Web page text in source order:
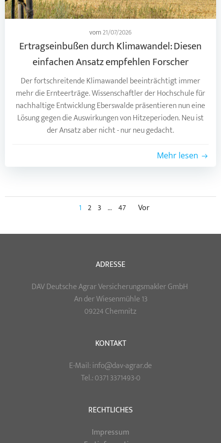
vom21/07/2026
Ertragseinbußen durch Klimawandel: Diesen
einfachen Ansatz empfehlen Forscher
Der fortschreitende Klimawandel beeinträchtigt immer
mehr die Ernteerträge. Wissenschaftler der Hochschule für
nachhaltige Entwicklung Eberswalde präsentieren nun eine
Lösung gegen die Auswirkungen von Hitzeperioden. Neu ist
der Ansatz aber nicht - nur neu gedacht.
Mehr lesen
Posts
navigation
Page
1 Page
2 Page
3 … Page
47 Posts
Vor
ADRESSE
DAV Deutsche Agrar Versicherungsmakler GmbH
An der Wiesenmühle 13
09224 Chemnitz
KONTAKT
E-Mail: info@dav-agrar.de
Tel.: 0371 3371493-0
RECHTLICHES
Impressum